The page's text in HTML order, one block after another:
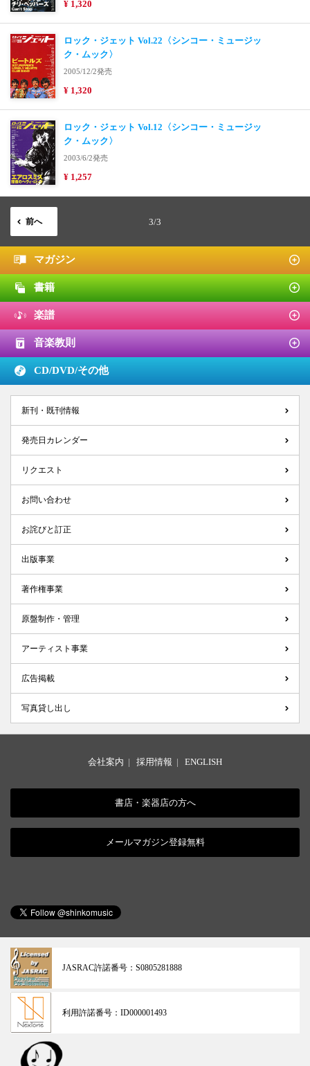
¥ 1,320
ロック・ジェット Vol.22〈シンコー・ミュージッ
ク・ムック〉
2005/12/2発売
¥ 1,320
ロック・ジェット Vol.12〈シンコー・ミュージッ
ク・ムック〉
2003/6/2発売
¥ 1,257
前へ 3/3
マガジン
書籍
楽譜
音楽教則
CD/DVD/その他
新刊・既刊情報
発売日カレンダー
リクエスト
お問い合わせ
お詫びと訂正
出版事業
著作権事業
原盤制作・管理
アーティスト事業
広告掲載
写真貸し出し
会社案内 | 採用情報 | ENGLISH
書店・楽器店の方へ
メールマガジン登録無料
JASRAC許諾番号： S0805281888
利用許諾番号： ID000001493